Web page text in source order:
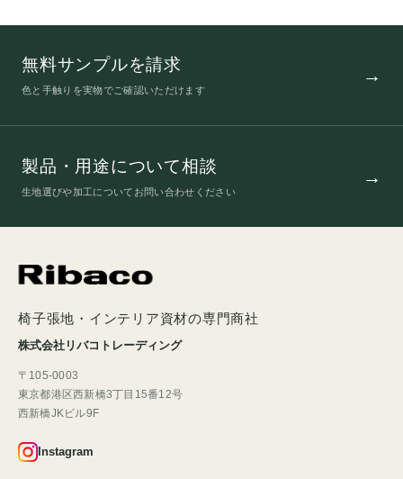
無料サンプルを請求
色と手触りを実物でご確認いただけます
製品・用途について相談
生地選びや加工についてお問い合わせください
椅子張地・インテリア資材の専門商社
株式会社リバコトレーディング
〒105-0003
東京都港区西新橋3丁目15番12号
西新橋JKビル9F
Instagram